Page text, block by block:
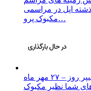
اپل در مراسمی
مکبوک پرو…
روز – ۲۷ مهر ماه
های شما نظیر مکبوک